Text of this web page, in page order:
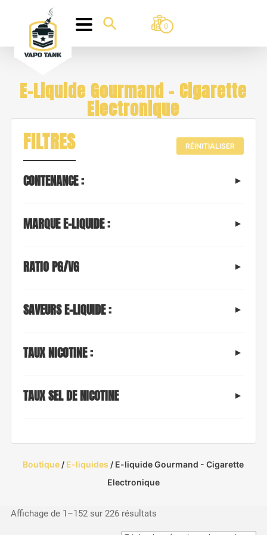
0
E-Liquide Gourmand - Cigarette
Electronique
FILTRES RÉINITIALISER
CONTENANCE :
MARQUE E-LIQUIDE :
RATIO PG/VG
SAVEURS E-LIQUIDE :
TAUX NICOTINE :
TAUX SEL DE NICOTINE
Boutique / E-liquides / E-liquide Gourmand - Cigarette
Electronique
Affichage de 1–152 sur 226 résultatsTrié
du